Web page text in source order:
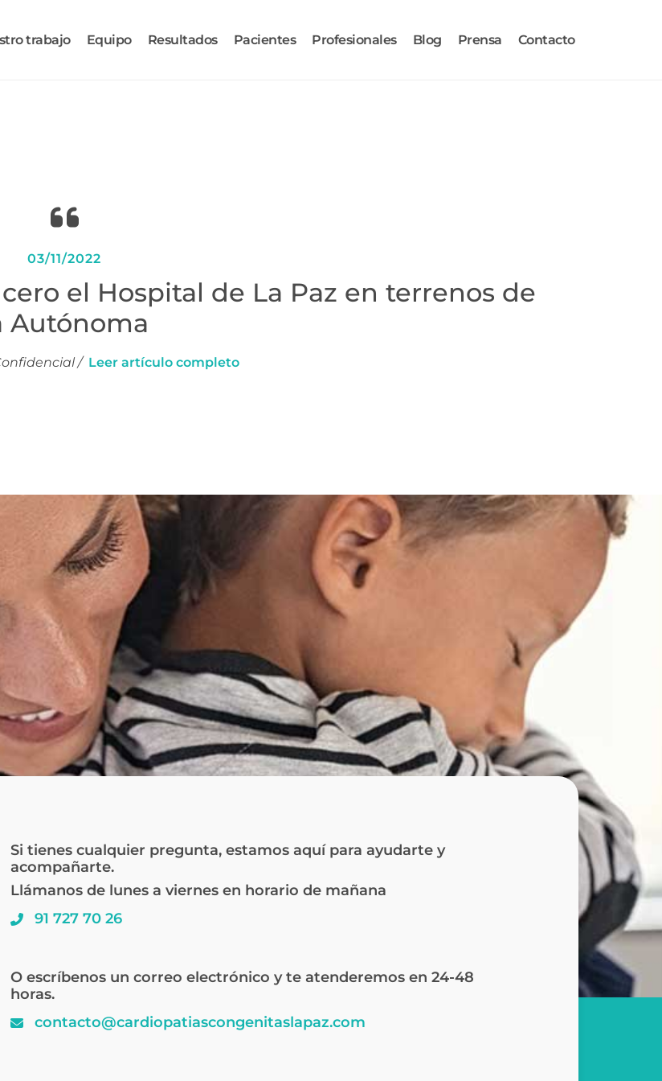
trabajo Equipo Resultados Pacientes Profesionales Blog Prensa Contacto
03/11/2022
el Hospital de La Paz en terrenos de
Autónoma
/ Leer artículo completo
Si tienes cualquier pregunta, estamos aquí para ayudarte y
acompañarte.
Llámanos de lunes a viernes en horario de mañana
91 727 70 26
O escríbenos un correo electrónico y te atenderemos en 24-48
horas.
contacto@cardiopatiascongenitaslapaz.com